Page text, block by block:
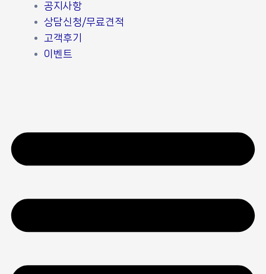
공지사항
상담신청/무료견적
고객후기
이벤트